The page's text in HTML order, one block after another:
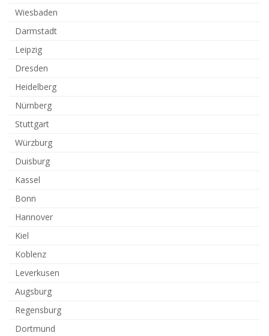
Wiesbaden
Darmstadt
Leipzig
Dresden
Heidelberg
Nürnberg
Stuttgart
Würzburg
Duisburg
Kassel
Bonn
Hannover
Kiel
Koblenz
Leverkusen
Augsburg
Regensburg
Dortmund